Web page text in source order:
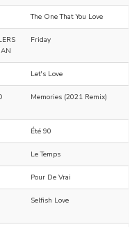
The One That You Love
Friday
Let's Love
Memories (2021 Remix)
Été 90
Le Temps
Pour De Vrai
Selfish Love